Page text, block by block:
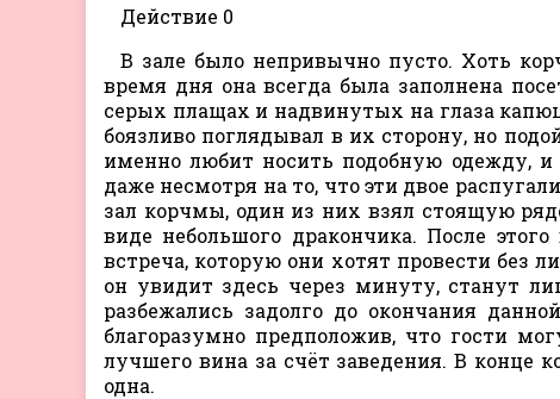
Действие 0
В зале было непривычно пусто. Хоть
время дня она всегда была заполнена
серых плащах и надвинутых на глаза
боязливо поглядывал в их сторону, но
именно любит носить подобную одежду,
даже несмотря на то, что эти двое
зал корчмы, один из них взял стоящую
виде небольшого дракончика. После
встреча, которую они хотят провести
он увидит здесь через минуту, станут
разбежались задолго до окончания
благоразумно предположив, что гости
лучшего вина за счёт заведения. В конце
одна.